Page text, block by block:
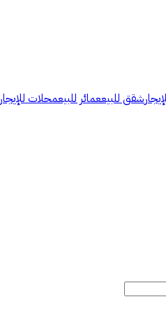
شقق للبيععمائر للبيعمحلات للإيجار